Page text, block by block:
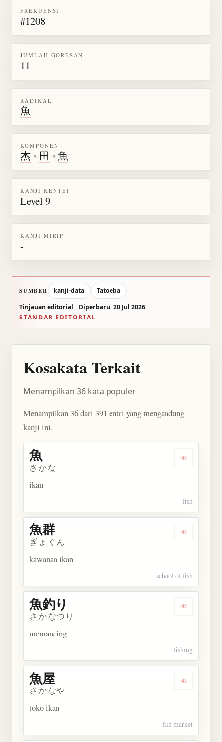
FREKUENSI
#1208
JUMLAH GORESAN
11
RADIKAL
魚
KOMPONEN
杰 • 田 •魚
KANJI KENTEI
Level 9
KANJI MIRIP
-
SUMBER kanji-data
Tatoeba
Tinjauan editorial
Diperbarui 20 Jul 2026
STANDAR EDITORIAL
Kosakata Terkait
Menampilkan 36 kata populer
Menampilkan 36 dari 391 entri yang mengandung
kanji ini.
Dengarkan
魚
さかな
ikan
fish
Dengarkan
魚群
ぎょぐん
kawanan ikan
school of fish
Dengarkan
魚釣り
さかなつり
memancing
fishing
Dengarkan
魚屋
さかなや
toko ikan
fish market